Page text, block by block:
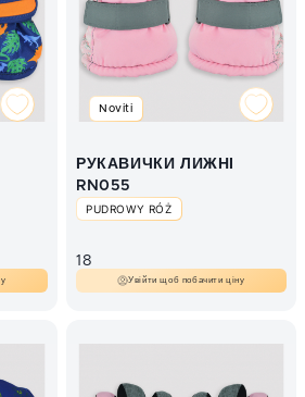
Noviti
РУКАВИЧКИ ЛИЖНІ
RN055
PUDROWY RÓŻ
18
Увійти щоб побачити ціну